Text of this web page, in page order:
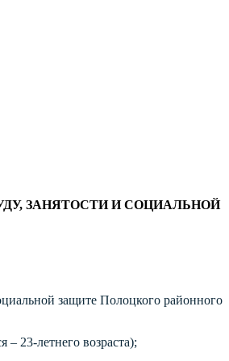
ЗАНЯТОСТИ И СОЦИАЛЬНОЙ
защите Полоцкого районного
– 23-летнего возраста);